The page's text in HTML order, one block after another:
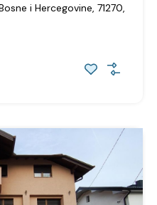
i Hercegovine, 71270,